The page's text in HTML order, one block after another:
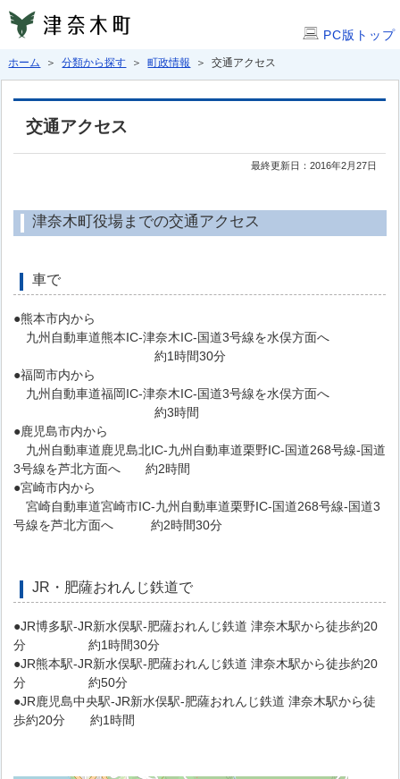
PC版トップ
ホーム ＞分類から探す ＞町政情報 ＞ 交通アクセス
交通アクセス
最終更新日：2016年2月27日
津奈木町役場までの交通アクセス
車で
●熊本市内から
九州自動車道熊本IC-津奈木IC-国道3号線を水俣方面へ
約1時間30分
●福岡市内から
九州自動車道福岡IC-津奈木IC-国道3号線を水俣方面へ
約3時間
●鹿児島市内から
九州自動車道鹿児島北IC-九州自動車道栗野IC-国道268号線-国道
3号線を芦北方面へ 約2時間
●宮崎市内から
宮崎自動車道宮崎市IC-九州自動車道栗野IC-国道268号線-国道3
号線を芦北方面へ 約2時間30分
JR・肥薩おれんじ鉄道で
●JR博多駅-JR新水俣駅-肥薩おれんじ鉄道 津奈木駅から徒歩約20
分 約1時間30分
●JR熊本駅-JR新水俣駅-肥薩おれんじ鉄道 津奈木駅から徒歩約20
分 約50分
●JR鹿児島中央駅-JR新水俣駅-肥薩おれんじ鉄道 津奈木駅から徒
歩約20分 約1時間